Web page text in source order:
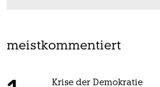
meistkommentiert
Krise der Demokratie